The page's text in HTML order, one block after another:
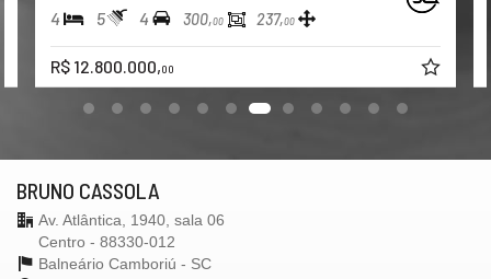
4 6 4 412, 00 288,
R$ 12.900.000,
BRUNO CASSOLA
Av. Atlântica, 1940, sala 06
Centro - 88330-012
Balneário Camboriú - SC